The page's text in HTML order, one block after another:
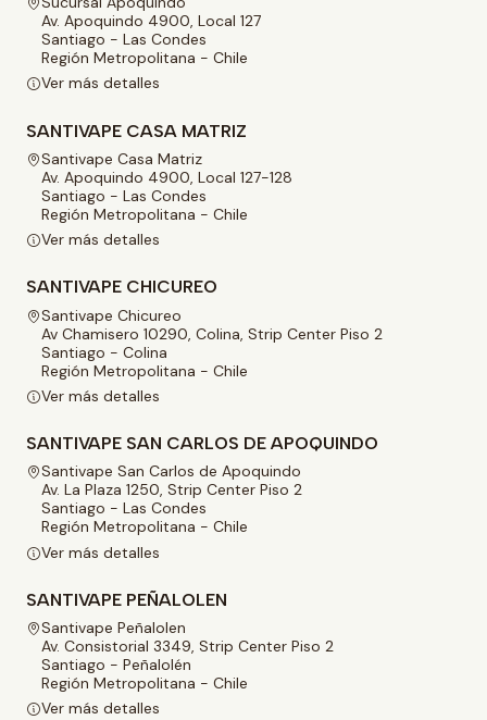
Av. Apoquindo 4900, Local 127
Santiago - Las Condes
Región Metropolitana - Chile
Ver más detalles
SANTIVAPE CASA MATRIZ
Santivape Casa Matriz
Av. Apoquindo 4900, Local 127-128
Santiago - Las Condes
Región Metropolitana - Chile
Ver más detalles
SANTIVAPE CHICUREO
Santivape Chicureo
Av Chamisero 10290, Colina, Strip Center Piso 2
Santiago - Colina
Región Metropolitana - Chile
Ver más detalles
SANTIVAPE SAN CARLOS DE APOQUINDO
Santivape San Carlos de Apoquindo
Av. La Plaza 1250, Strip Center Piso 2
Santiago - Las Condes
Región Metropolitana - Chile
Ver más detalles
SANTIVAPE PEÑALOLEN
Santivape Peñalolen
Av. Consistorial 3349, Strip Center Piso 2
Santiago - Peñalolén
Región Metropolitana - Chile
Ver más detalles